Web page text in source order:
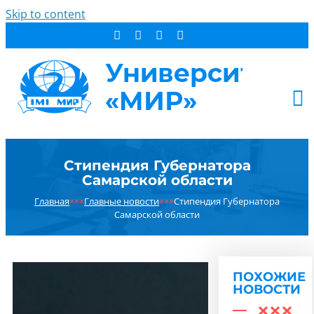
Skip to content
СТУДЕНТУ
ОБ УНИВЕРСИТЕТЕ
НОВОСТИ
Стипендия Губернатора
Самарской области
Главная×××Главные новости×××Стипендия Губернатора
Самарской области
ПОХОЖИЕ
НОВОСТИ